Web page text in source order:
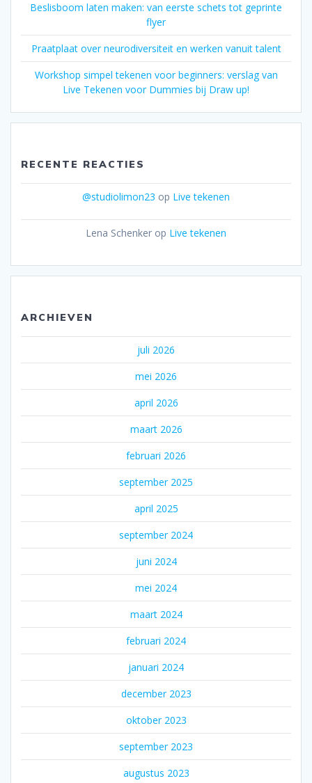
Beslisboom laten maken: van eerste schets tot geprinte
flyer
Praatplaat over neurodiversiteit en werken vanuit talent
Workshop simpel tekenen voor beginners: verslag van
Live Tekenen voor Dummies bij Draw up!
RECENTE REACTIES
@studiolimon23 op Live tekenen
Lena Schenker op Live tekenen
ARCHIEVEN
juli 2026
mei 2026
april 2026
maart 2026
februari 2026
september 2025
april 2025
september 2024
juni 2024
mei 2024
maart 2024
februari 2024
januari 2024
december 2023
oktober 2023
september 2023
augustus 2023